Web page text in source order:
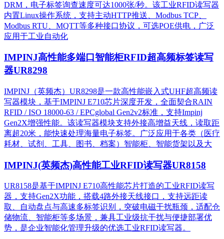
DRM，电子标签询查速度可达1000张/秒。该工业RFID读写器
内置Linux操作系统，支持主动HTTP推送、Modbus TCP、
Modbus RTU、MQTT等多种接口协议，可选POE供电，广泛
应用于工业自动化
IMPINJ高性能多端口智能柜RFID超高频标签读写
器UR8298
IMPINJ（英频杰）UR8298是一款高性能嵌入式UHF超高频读
写器模块，基于IMPINJ E710芯片深度开发，全面契合RAIN
RFID / ISO 18000-63 / EPCglobal Gen2v2标准，支持Impinj
Gen2X增强性能。该读写器模块支持外接高增益天线，读取距
离超20米，能快速处理海量电子标签。广泛应用于各类（医疗
耗材、试剂、工具、图书、档案）智能柜、智能货架以及大
IMPINJ(英频杰)高性能工业RFID读写器UR8158
UR8158是基于IMPINJ E710高性能芯片打造的工业RFID读写
器，支持Gen2X功能，搭载4路外接天线接口，支持远距读
取、自动盘点与高速多标签识别，突破电磁干扰瓶颈，适配仓
储物流、智能柜等多场景，兼具工业级抗干扰与便捷部署优
势，是企业智能化管理升级的优选工业RFID读写器。